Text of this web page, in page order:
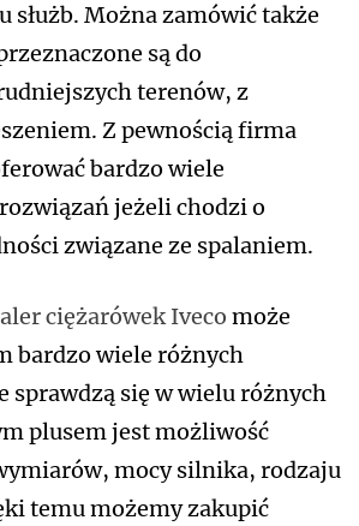
służb. Można zamówić także
są do
terenów, z
Z pewnością firma
bardzo wiele
jeżeli chodzi o
związane ze spalaniem.
ciężarówek Iveco może
bardzo wiele różnych
sprawdzą się w wielu różnych
plusem jest możliwość
mocy silnika, rodzaju
temu możemy zakupić